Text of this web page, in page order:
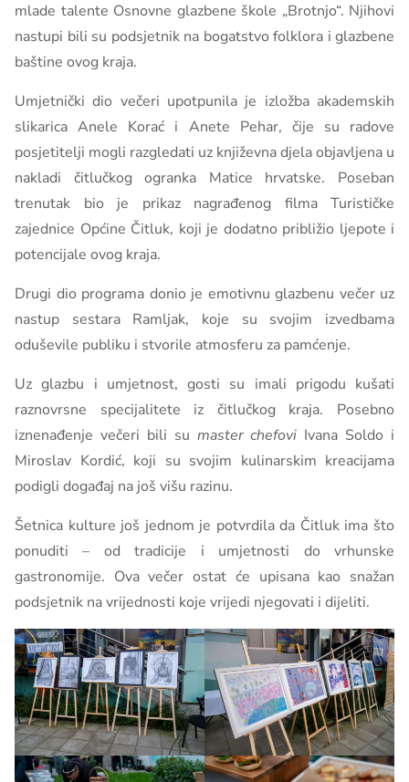
mlade talente Osnovne glazbene škole „Brotnjo“. Njihovi
nastupi bili su podsjetnik na bogatstvo folklora i glazbene
baštine ovog kraja.
Umjetnički dio večeri upotpunila je izložba akademskih
slikarica Anele Korać i Anete Pehar, čije su radove
posjetitelji mogli razgledati uz književna djela objavljena u
nakladi čitlučkog ogranka Matice hrvatske. Poseban
trenutak bio je prikaz nagrađenog filma Turističke
zajednice Općine Čitluk, koji je dodatno približio ljepote i
potencijale ovog kraja.
Drugi dio programa donio je emotivnu glazbenu večer uz
nastup sestara Ramljak, koje su svojim izvedbama
oduševile publiku i stvorile atmosferu za pamćenje.
Uz glazbu i umjetnost, gosti su imali prigodu kušati
raznovrsne specijalitete iz čitlučkog kraja. Posebno
iznenađenje večeri bili su master chefovi Ivana Soldo i
Miroslav Kordić, koji su svojim kulinarskim kreacijama
podigli događaj na još višu razinu.
Šetnica kulture još jednom je potvrdila da Čitluk ima što
ponuditi – od tradicije i umjetnosti do vrhunske
gastronomije. Ova večer ostat će upisana kao snažan
podsjetnik na vrijednosti koje vrijedi njegovati i dijeliti.